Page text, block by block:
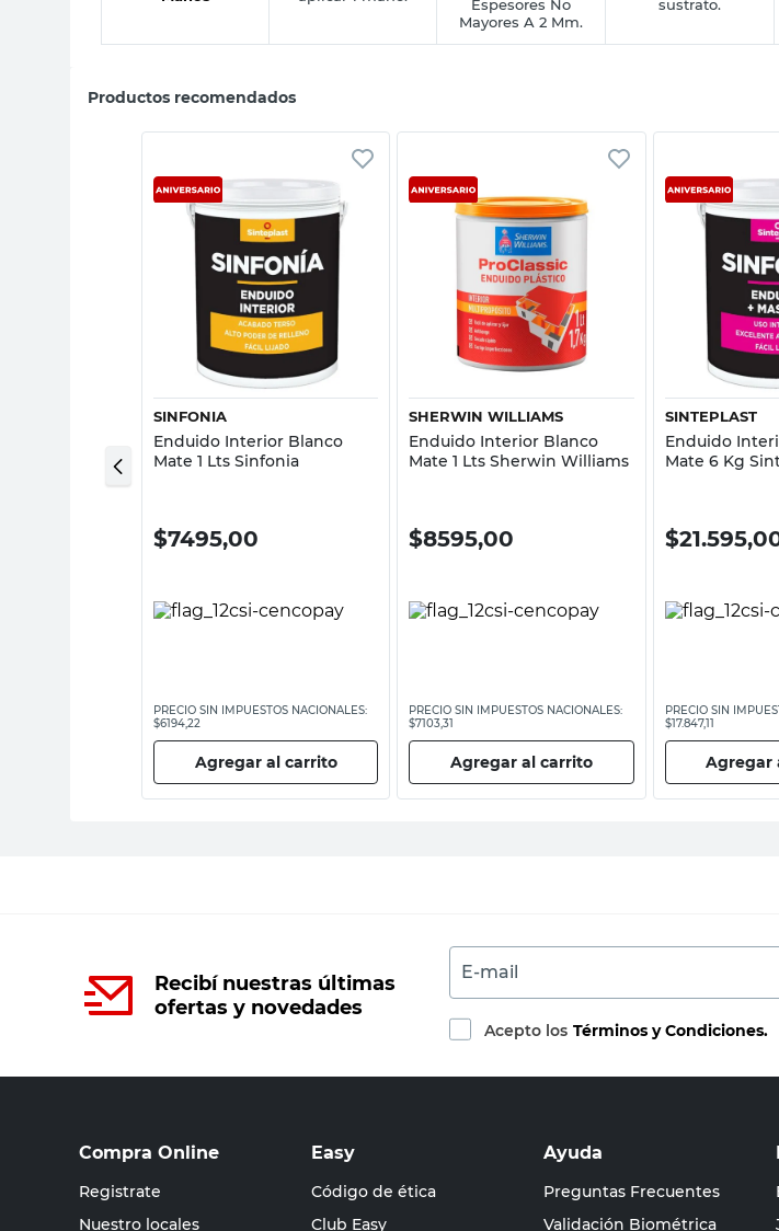
Espesores No
Mayores A 2 Mm.
sustrato.
Productos recomendados
Vista rápida
SINFONIA
Enduido Interior Blanco
Mate 1 Lts Sinfonia
$7495,00
PRECIO SIN IMPUESTOS NACIONALES:
$6194,22
Agregar al carrito
Vista rápida
SHERWIN WILLIAMS
Enduido Interior Blanco
Mate 1 Lts Sherwin Williams
$8595,00
PRECIO SIN IMPUESTOS NACIONALES:
$7103,31
Agregar al carrito
SINTEPLAST
Enduido
Mate 6 Kg
$
PRECIO SIN
$17.847,11
Agregar
Recibí nuestras últimas
ofertas y novedades
E-mail
Acepto los Términos y Condiciones.
Compra Online
Registrate
Nuestro locales
Easy
Código de ética
Club Easy
Ayuda
Preguntas Frecuentes
Validación Biométrica